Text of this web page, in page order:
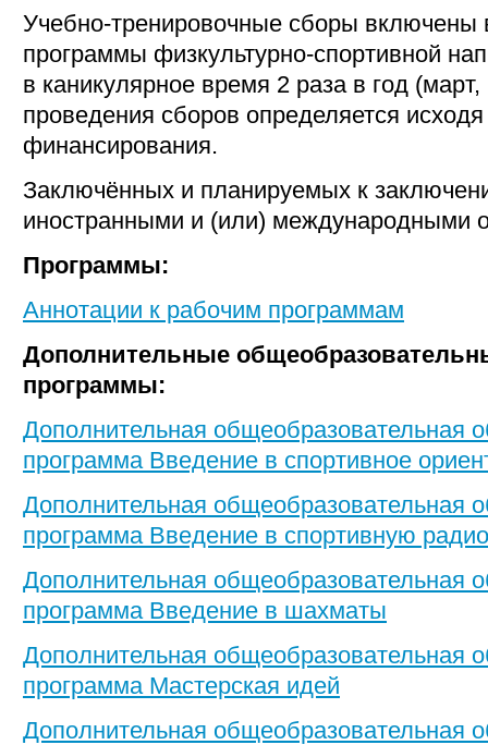
Учебно-тренировочные сборы включены
программы физкультурно-спортивной
в каникулярное время 2 раза в год
проведения сборов определяется
финансирования.
Заключённых и планируемых к
иностранными и (или) международными
Программы:
Аннотации к рабочим программам
Дополнительные
программы:
Дополнительная общеобразовательная
программа Введение в спортивное
Дополнительная общеобразовательная
программа Введение в спортивную
Дополнительная общеобразовательная
программа Введение в шахматы
Дополнительная общеобразовательная
программа Мастерская идей
Дополнительная общеобразовательная